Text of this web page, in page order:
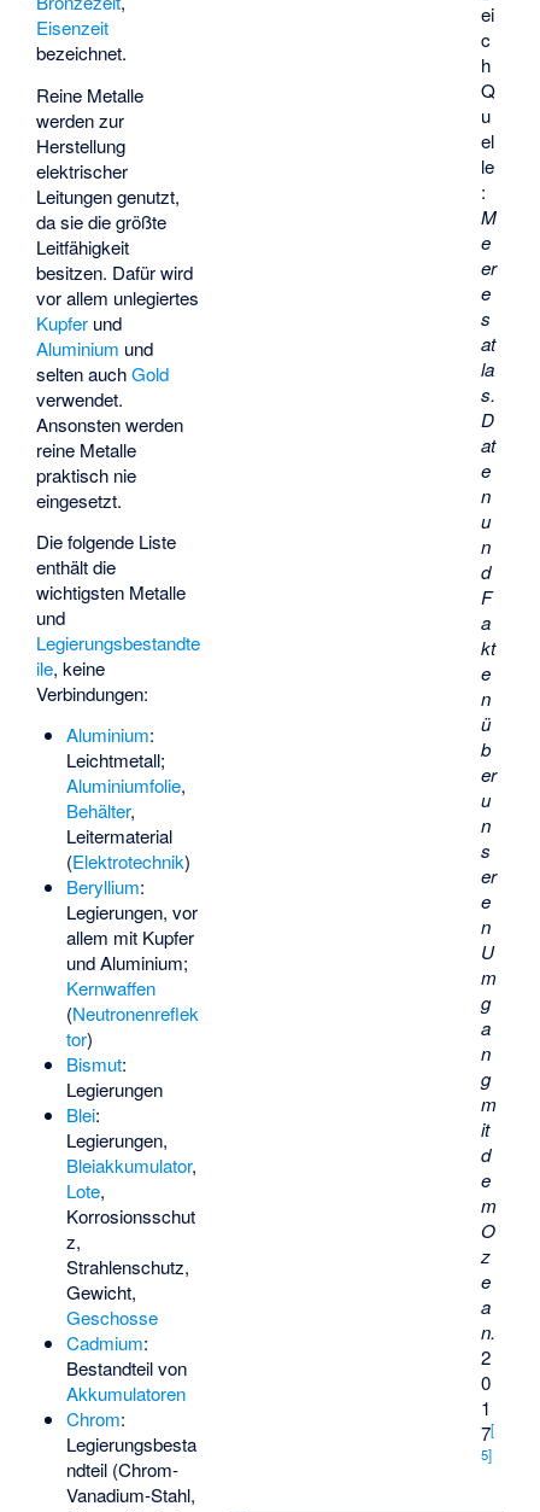
ei
c
h
Q
u
el
le
:
M
e
er
e
s
at
la
s.
D
at
e
n
u
n
d
F
a
kt
e
n
ü
b
er
u
n
s
er
e
n
U
m
g
a
n
g
m
it
d
e
m
O
z
e
a
n.
2
0
1
7[
5]
Eisenzeit
bezeichnet.
Reine Metalle
werden zur
Herstellung
elektrischer
Leitungen genutzt,
da sie die größte
Leitfähigkeit
besitzen. Dafür wird
vor allem unlegiertes
Kupfer und
Aluminium und
selten auchGold
verwendet.
Ansonsten werden
reine Metalle
praktisch nie
eingesetzt.
Die folgende Liste
enthält die
wichtigsten Metalle
und
Legierungsbestandte
ile, keine
Verbindungen:
Aluminium:
Leichtmetall;
Aluminiumfolie,
Behälter,
Leitermaterial
(Elektrotechnik)
Beryllium:
Legierungen, vor
allem mit Kupfer
und Aluminium;
Kernwaffen
(Neutronenreflek
tor)
Bismut:
Legierungen
Blei:
Legierungen,
Bleiakkumulator,
Lote,
Korrosionsschut
z,
Strahlenschutz,
Gewicht,
Geschosse
Cadmium:
Bestandteil von
Akkumulatoren
Chrom:
Legierungsbesta
ndteil (Chrom-
Vanadium-Stahl,